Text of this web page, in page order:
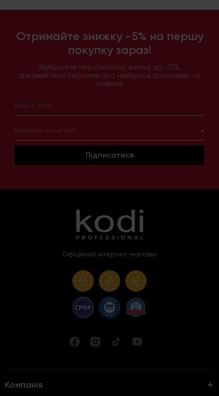
Отримайте знижку -5% на першу
покупку зараз!
Збільшуйте персональну знижку до -15%,
дізнавайтеся першими про найкращі пропозиції та
новинки
Виберіть категорії
Підписатися
Офіційний інтернет-магазин
Компанія